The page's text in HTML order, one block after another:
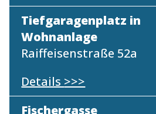
Tiefgaragenplatz in
Wohnanlage
Raiffeisenstraße 52a
Details >>>
Fischergasse